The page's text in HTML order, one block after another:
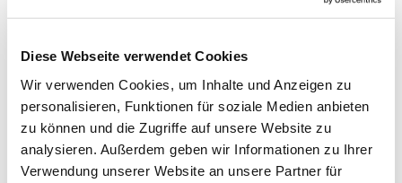
Diese Webseite verwendet Cookies
Wir verwenden Cookies, um Inhalte und Anzeigen zu
personalisieren, Funktionen für soziale Medien anbieten
zu können und die Zugriffe auf unsere Website zu
analysieren. Außerdem geben wir Informationen zu Ihrer
Verwendung unserer Website an unsere Partner für